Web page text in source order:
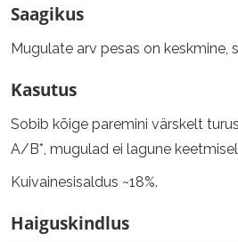
Saagikus
Mugulate arv pesas on keskmine,
Kasutus
Sobib kõige paremini värskelt
A/B*, mugulad ei lagune
Kuivainesisaldus ~18%.
Haiguskindlus